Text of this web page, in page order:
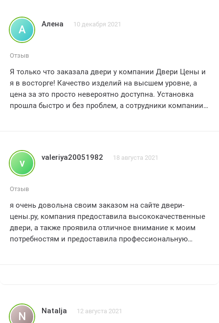
профессиональным консультантам, мы сделали
правильный выбор
Двери оказались великолепного качества и
соответствуют всем нашим ожиданиям
Установка прошла гладко, благодаря опытным
мастерам, которые сделали все быстро и аккуратно
компании Двери Цены
Сотрудники всегда были готовы ответить на все наши
вопросы и предложить наилучшие варианты
у нас только положительные эмоции
Мы рекомендуем данную компанию всем, кто ищет
качественные и надежные двери по доступным ценам
Спасибо за вашу работу и отличное качество!!! Все наши
А Алена 10 декабря 2021
Отзыв
Я только что заказала двери у компании Двери Цены и
я в восторге! Качество изделий на высшем уровне, а
цена за это просто невероятно доступна. Установка
прошла быстро и без проблем, а сотрудники компании
v valeriya20051982 18 августа 2021
Отзыв
я очень довольна своим заказом на сайте двери-
цены.ру, компания предоставила высококачественные
двери, а также проявила отличное внимание к моим
потребностям и предоставила профессиональную
N Natalja 12 августа 2021